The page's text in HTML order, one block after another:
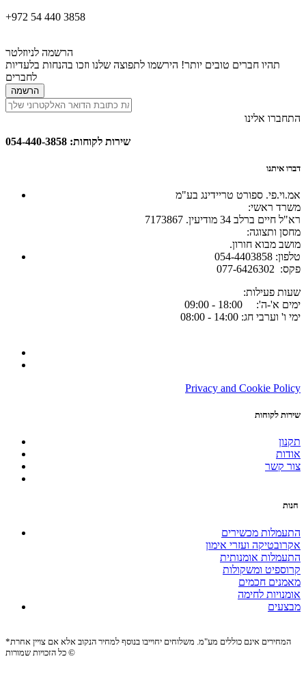
+972 54 440 3858
הרשמה לניוזלטר
תהיו חברים טובים יותר! הירשמו לתפוצה שלנו וזכו בהנחות בלעדיות
לחברים
הרשמה
התחברו אלינו
שירות לקוחות: 054-440-3858
דברו איתנו
אמ.וי.פי. ספורט טריידינג בע"מ
:משרד ראשי
רא"ל חיים ברלב 34 מודיעין. 7173867
:מחסן ותצוגה
.מושב מבוא חורון
054-4403858 :טלפון
077-6426302 :פקס
:שעות פעילות
ימים א'-ה': 18:00 - 09:00
ימי ו' וערבי חג: 14:00 - 08:00
Privacy and Cookie Policy
שירות לקוחות
תקנון
אודות
צור קשר
התעמלות מכשירים
אקרובטיקה ועזרי אימון
התעמלות אומנותית
קרוספיט ומשקולות
מאמנים חכמים
אומנויות לחימה
מבצעים
*המחירים אינם כוללים מע"מ. משלוחים יחוייבו בנוסף למחיר הנקוב אלא אם צויין אחרת
כל הזכויות שמורות ©